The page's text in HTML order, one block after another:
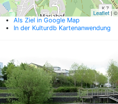
Leaflet|
Als Ziel in Google Map
In der Kulturdb Kartenanwendung